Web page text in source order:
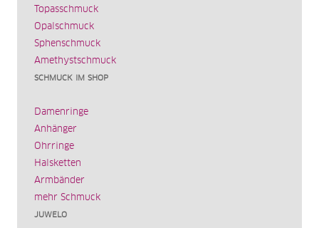
Topasschmuck
Opalschmuck
Sphenschmuck
Amethystschmuck
SCHMUCK IM SHOP
Damenringe
Anhänger
Ohrringe
Halsketten
Armbänder
mehr Schmuck
JUWELO